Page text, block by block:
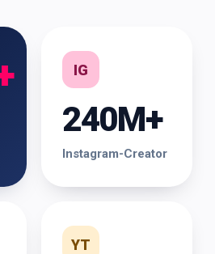
IG
240M+
Instagram-Creator
YT